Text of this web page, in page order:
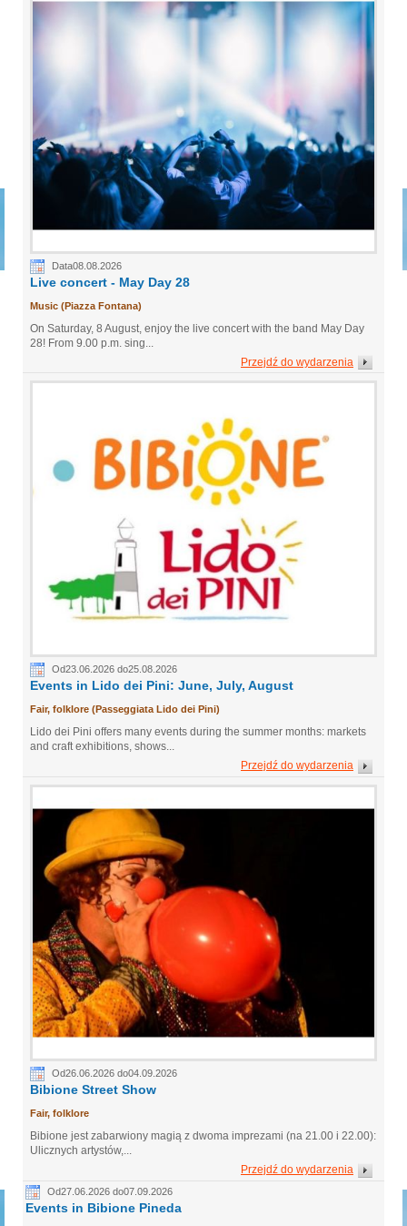
Data08.08.2026
Live concert - May Day 28
Music (Piazza Fontana)
On Saturday, 8 August, enjoy the live concert with the band May Day
28! From 9.00 p.m. sing...
Przejdź do wydarzenia
Od23.06.2026 do25.08.2026
Events in Lido dei Pini: June, July, August
Fair, folklore (Passeggiata Lido dei Pini)
Lido dei Pini offers many events during the summer months: markets
and craft exhibitions, shows...
Przejdź do wydarzenia
Od26.06.2026 do04.09.2026
Bibione Street Show
Fair, folklore
Bibione jest zabarwiony magią z dwoma imprezami (na 21.00 i 22.00):
Ulicznych artystów,...
Przejdź do wydarzenia
Od27.06.2026 do07.09.2026
Events in Bibione Pineda